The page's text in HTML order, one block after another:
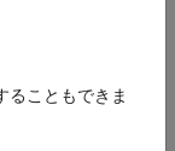
MATLAB Coder
DRIVE
ることもできま